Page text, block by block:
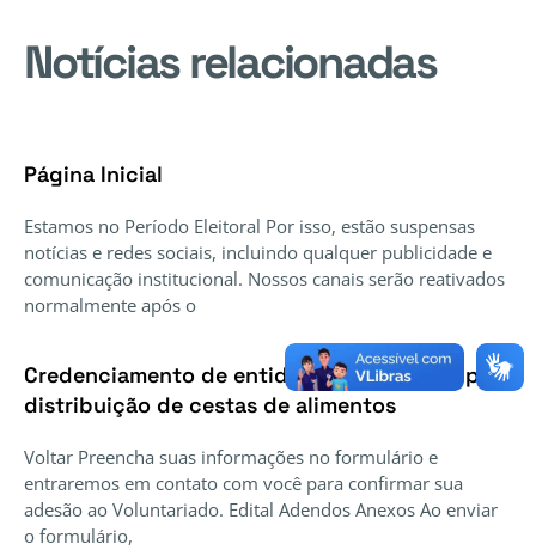
Notícias relacionadas
Página Inicial
Estamos no Período Eleitoral Por isso, estão suspensas
notícias e redes sociais, incluindo qualquer publicidade e
comunicação institucional. Nossos canais serão reativados
normalmente após o
Credenciamento de entidades voluntárias para
distribuição de cestas de alimentos
Voltar Preencha suas informações no formulário e
entraremos em contato com você para confirmar sua
adesão ao Voluntariado. Edital Adendos Anexos Ao enviar
o formulário,